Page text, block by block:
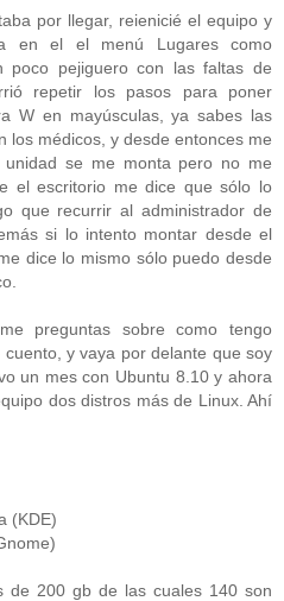
por llegar, reienicié el equipo y
en el el menú Lugares como
poco pejiguero con las faltas de
repetir los pasos para poner
W en mayúsculas, ya sabes las
los médicos, y desde entonces me
se me monta pero no me
el escritorio me dice que sólo lo
que recurrir al administrador de
si lo intento montar desde el
dice lo mismo sólo puedo desde
preguntas sobre como tengo
y vaya por delante que soy
un mes con Ubuntu 8.10 y ahora
dos distros más de Linux. Ahí
(KDE)
de 200 gb de las cuales 140 son